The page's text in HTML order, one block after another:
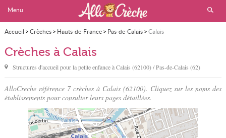
Menu
Accueil > Crèches> Hauts-de-France> Pas-de-Calais> Calais
Crèches à Calais
Structures d'accueil pour la petite enfance àCalais (62100) / Pas-de-Calais (62)
AlloCreche référence 7 crèches à Calais (62100). Cliquez sur les noms des
établissements pour consulter leurs pages détaillées.